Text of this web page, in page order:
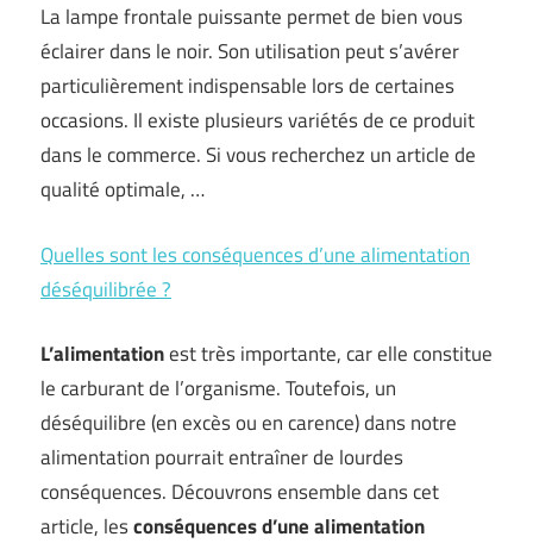
La lampe frontale puissante permet de bien vous
éclairer dans le noir. Son utilisation peut s’avérer
particulièrement indispensable lors de certaines
occasions. Il existe plusieurs variétés de ce produit
dans le commerce. Si vous recherchez un article de
qualité optimale, …
Quelles sont les conséquences d’une alimentation
déséquilibrée ?
L’alimentationest très importante, car elle constitue
le carburant de l’organisme. Toutefois, un
déséquilibre (en excès ou en carence) dans notre
alimentation pourrait entraîner de lourdes
conséquences. Découvrons ensemble dans cet
article, lesconséquences d’une alimentation